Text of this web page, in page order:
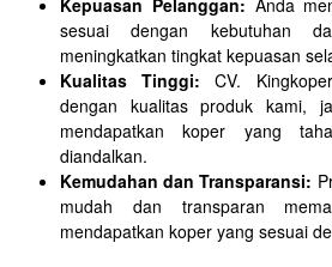
sesuai dengan kebutuhan
meningkatkan tingkat kepuasan
Kualitas Tinggi: CV.
dengan kualitas produk kami,
mendapatkan koper yang
diandalkan.
Kemudahan dan Transparansi:
mudah dan transparan
mendapatkan koper yang sesuai